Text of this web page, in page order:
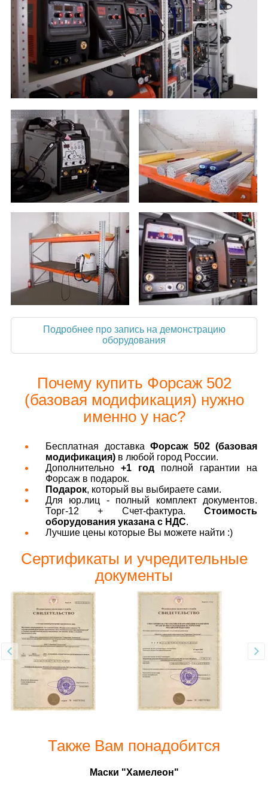
Подробнее про запись на демонстрацию
оборудования
Почему купить Форсаж 502
(базовая модификация) нужно
именно у нас?
Бесплатная доставка Форсаж 502 (базовая
модификация) в любой город России.
Дополнительно +1 год полной гарантии на
Форсаж в подарок.
Подарок, который вы выбираете сами.
Для юр.лиц - полный комплект документов.
Торг-12 + Счет-фактура. Стоимость
оборудования указана с НДС.
Лучшие цены которые Вы можете найти :)
Сертификаты и учредительные
документы
Также Вам понадобится
Маски "Хамелеон"